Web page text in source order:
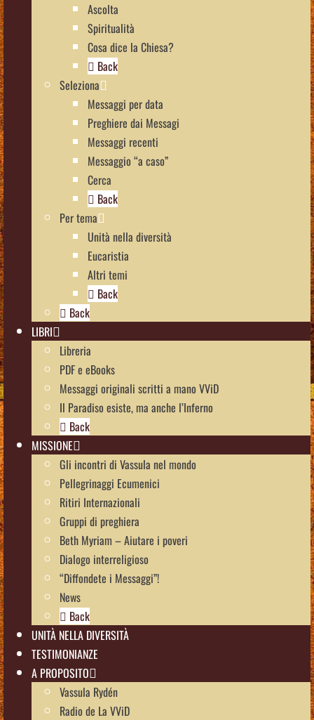
Ascolta
Spiritualità
Cosa dice la Chiesa?
Back
Seleziona
Messaggi per data
Preghiere dai Messagi
Messaggi recenti
Messaggio “a caso”
Cerca
Back
Per tema
Unità nella diversità
Eucaristia
Altri temi
Back
Back
LIBRI
Libreria
PDF e eBooks
Messaggi originali scritti a mano VViD
Il Paradiso esiste, ma anche l’Inferno
Back
MISSIONE
Gli incontri di Vassula nel mondo
Pellegrinaggi Ecumenici
Ritiri Internazionali
Gruppi di preghiera
Beth Myriam – Aiutare i poveri
Dialogo interreligioso
“Diffondete i Messaggi”!
News
Back
UNITÀ NELLA DIVERSITÀ
TESTIMONIANZE
A PROPOSITO
Vassula Rydén
Radio de La VViD